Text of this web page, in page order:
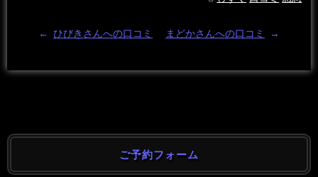
← ひびきさんへの口コミ まどかさんへの口コミ →
ご予約フォーム